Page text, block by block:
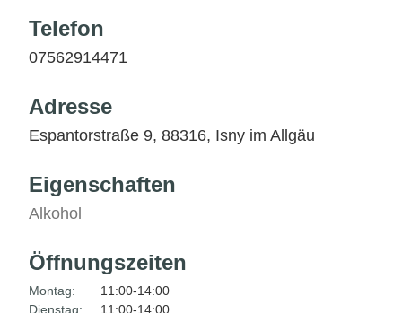
Telefon
07562914471
Adresse
Espantorstraße 9, 88316, Isny im Allgäu
Eigenschaften
Alkohol
Öffnungszeiten
Montag:
11:00-14:00
Dienstag:
11:00-14:00